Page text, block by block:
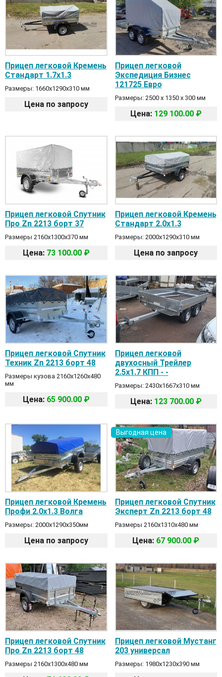
Прицеп легковой Кремень
Стандарт 1.7х1.3
Размеры: 1660x1290x310 мм
Цена по запросу
Прицеп легковой
Экспедиция Бизнес
121725 Евро
Размеры: 2500 х 1350 х 300 мм
Цена: 129 100.00 ₽
Прицеп легковой Спутник
Про Zn 2213 борт 37
Размеры 2160х1300х370 мм
Цена: 73 100.00 ₽
Прицеп легковой Кремень
Стандарт 2.0х1.3
Размеры: 2000x1290x310 мм
Цена по запросу
Прицеп легковой Спутник
Техник Zn 2213 борт 48
Размеры кузова 2160х1260х480
мм
Цена: 65 900.00 ₽
Прицеп легковой
двухосный Трейлер
2.5х1.7 КПП - -
Размеры: 2430х1667х310 мм
Цена: 123 700.00 ₽
Прицеп легковой Кремень
Профи 2.0х1.3 Волга
Размеры: 2000х1290х350мм
Цена по запросу
Выгодная цена
Прицеп легковой Спутник
Эксперт Zn 2213 борт 48
Размеры 2160х1310х480 мм
Цена: 67 900.00 ₽
Прицеп легковой Спутник
Про Zn 2213 борт 48
Размеры 2160х1300х480 мм
Прицеп легковой Мустанг
203 универсал
Размеры: 1980х1230х390 мм